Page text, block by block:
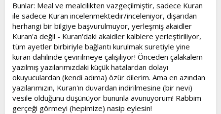
Bunlar: Meal ve mealcilikten vazgeçilmiştir, sadece Kuran
ile sadece Kuran incelenmektedir/inceleniyor, dışarıdan
herhangi bir bilgiye başvurulmuyor, yerleşmiş akaidler
Kuran'a değil - Kuran'daki akaidler kalblere yerleştiriliyor,
tüm ayetler birbiriyle bağlantı kurulmak suretiyle yine
kuran dahilinde çevirilmeye çalışılıyor! Önceden çalakalem
yazılmış yazılarımızdaki küçük hatalardan dolayı
okuyuculardan (kendi adıma) özür dilerim. Ama en azından
yazılarımızın, Kuran'ın duvardan indirilmesine (bir nevi)
vesile olduğunu düşünüyor bununla avunuyorum! Rabbim
gerçeği görmeyi (hepimize) nasip eylesin!